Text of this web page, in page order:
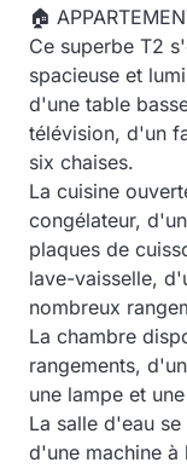
🏠
Ce superbe T2
spacieuse et
d'une table
télévision, d'un
six chaises.
La cuisine
congélateur,
plaques de
lave-vaisselle,
nombreux
La chambre
rangements,
une lampe et
La salle d'eau
d'une machine à